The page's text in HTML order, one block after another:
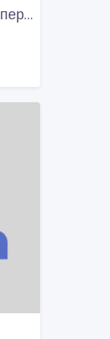
Թարգմանել, թարգմանություն, перевод, translation, targmanel, targmanich